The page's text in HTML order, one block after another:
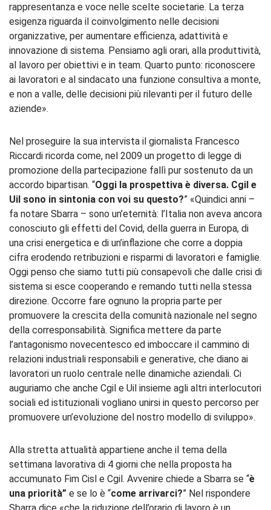
rappresentanza e voce nelle scelte societarie. La terza
esigenza riguarda il coinvolgimento nelle decisioni
organizzative, per aumentare efficienza, adattività e
innovazione di sistema. Pensiamo agli orari, alla produttività,
al lavoro per obiettivi e in team. Quarto punto: riconoscere
ai lavoratori e al sindacato una funzione consultiva a monte,
e non a valle, delle decisioni più rilevanti per il futuro delle
aziende».
Nel proseguire la sua intervista il giornalista Francesco
Riccardi ricorda come, nel 2009 un progetto di legge di
promozione della partecipazione fallì pur sostenuto da un
accordo bipartisan. “Oggi la prospettiva è diversa. Cgil e
Uil sono in sintonia con voi su questo?” «Quindici anni –
fa notare Sbarra – sono un’eternità: l’Italia non aveva ancora
conosciuto gli effetti del Covid, della guerra in Europa, di
una crisi energetica e di un’inflazione che corre a doppia
cifra erodendo retribuzioni e risparmi di lavoratori e famiglie.
Oggi penso che siamo tutti più consapevoli che dalle crisi di
sistema si esce cooperando e remando tutti nella stessa
direzione. Occorre fare ognuno la propria parte per
promuovere la crescita della comunità nazionale nel segno
della corresponsabilità. Significa mettere da parte
l’antagonismo novecentesco ed imboccare il cammino di
relazioni industriali responsabili e generative, che diano ai
lavoratori un ruolo centrale nelle dinamiche aziendali. Ci
auguriamo che anche Cgil e Uil insieme agli altri interlocutori
sociali ed istituzionali vogliano unirsi in questo percorso per
promuovere un’evoluzione del nostro modello di sviluppo».
Alla stretta attualità appartiene anche il tema della
settimana lavorativa di 4 giorni che nella proposta ha
accumunato Fim Cisl e Cgil. Avvenire chiede a Sbarra se “è
una priorità” e se lo è “come arrivarci?” Nel rispondere